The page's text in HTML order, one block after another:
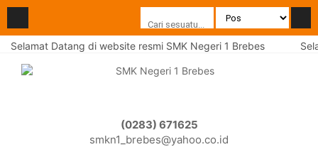
Selamat Datang di website resmi SMK Negeri 1 Brebes
(0283) 671625
smkn1_brebes@yahoo.co.id